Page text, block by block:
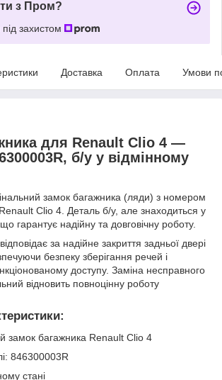
з Пром?
захистом
Доставка Оплата Умови
для Renault Clio 4 —
б/у у відмінному
замок багажника (ляди) з номером
Clio 4. Деталь б/у, але знаходиться у
гарантує надійну та довговічну роботу.
за надійне закриття задньої двері
безпеку зберігання речей і
доступу. Заміна несправного
відновить повноцінну роботу
замок багажника Renault Clio 4
846300003R
стані